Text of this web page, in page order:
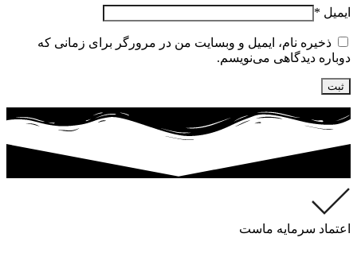
ایمیل *
ذخیره نام، ایمیل و وبسایت من در مرورگر برای زمانی که
دوباره دیدگاهی می‌نویسم.
اعتماد سرمایه ماست